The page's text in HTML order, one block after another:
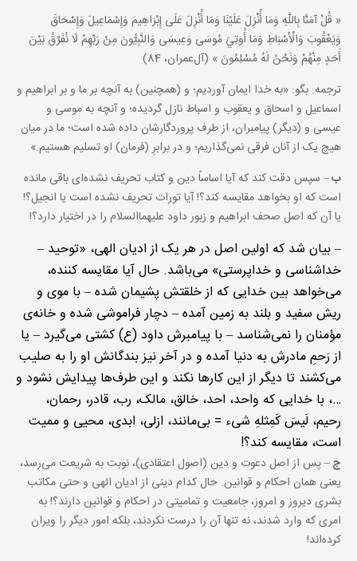
« قُلْ آمَنَّا بِاللَّهِ وَمَا أُنْزِلَ عَلَيْنَا وَمَا أُنْزِلَ عَلَى إِبْرَاهِيمَ وَإِسْمَاعِيلَ وَإِسْحَاقَ
وَيَعْقُوبَ وَالْأَسْبَاطِ وَمَا أُوتِيَ مُوسَى وَعِيسَى وَالنَّبِيُّونَ مِنْ رَبِّهِمْ لَا نُفَرِّقُ بَيْنَ
أَحَدٍ مِنْهُمْ وَنَحْنُ لَهُ مُسْلِمُونَ » (آل‌عمران، 84)
ترجمه: بگو: «به خدا ایمان آوردیم؛ و (همچنین) به آنچه بر ما و بر ابراهیم و
اسماعیل و اسحاق و یعقوب و اسباط نازل گردیده؛ و آنچه به موسی و
عیسی و (دیگر) پیامبران، از طرف پروردگارشان داده شده است؛ ما در میان
هیچ یک از آنان فرقی نمی‌گذاریم؛ و در برابرِ (فرمان) او تسلیم هستیم.»
ب– سپس دقت کند که آیا اساساً دین و کتاب تحریف نشده‌ای باقی مانده
است که او بخواهد مقایسه کند؟! آیا تورات تحریف نشده است یا انجیل؟!
یا آن که اصل صحف ابراهیم و زبور داود علیهماالسلام را در اختیار دارد؟!
– بیان شد که اولین اصل در هر یک از ادیان الهی، «توحید –
خداشناسی و خداپرستی» می‌باشد. حال آیا مقایسه کننده،
می‌خواهد بین خدایی که از خلقتش پشیمان شده – با موی و
ریش سفید و بلند به زمین آمده – دچار فراموشی شده و خانه‌ی
مؤمنان را نمی‌شناسد – با پیامبرش داود (ع) کشتی می‌گیرد – یا
از رَحمِ مادرش به دنیا آمده و در آخر نیز بندگانش او را به صلیب
می‌کشند تا دیگر از این کارها نکند و این طرف‌ها پیدایش نشود و
…، با خدایی که واحد، احد، خالق، مالک، رب، قادر، رحمان،
رحیم، لَیسَ کَمِثلهِ شیء = بی‌مانند، ازلی، ابدی، محیی و ممیت
است، مقایسه کند؟!
ج– پس از اصل دعوت و دین (اصول اعتقادی)، نوبت به شریعت می‌رسد،
یعنی همان احکام و قوانین. حال کدام دینی از ادیان الهی و حتی مکاتب
بشری دیروز و امروز، جامعیت و تمامیتی در احکام و قوانین دارند؟! به
امری که وارد شدند، نه تنها آن را درست نکردند، بلکه امور دیگر را ویران
کرده‌اند!